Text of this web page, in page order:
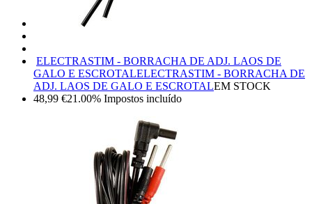
ELECTRASTIM - BORRACHA DE ADJ. LAOS DE
GALO E ESCROTALELECTRASTIM - BORRACHA DE
ADJ. LAOS DE GALO E ESCROTALEM STOCK
48,99 €21.00% Impostos incluído